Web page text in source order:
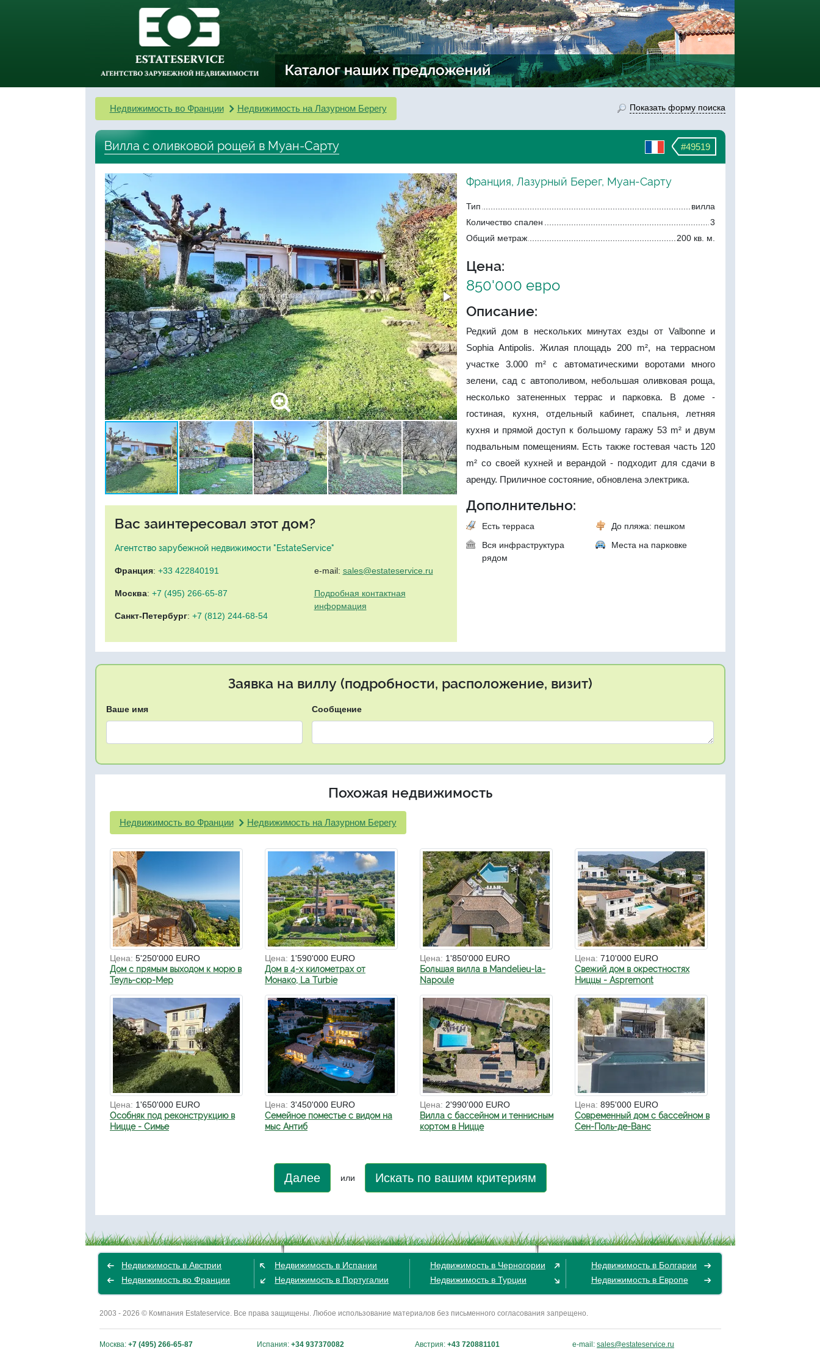
Недвижимость во Франции Недвижимость на Лазурном Берегу Показать форму поиска
#49519
Вилла с оливковой рощей в Муан-Сарту
Вас заинтересовал этот дом?
Агентство зарубежной недвижимости "EstateService"
Франция: +33 422840191
Москва: +7 (495) 266-65-87
Санкт-Петербург: +7 (812) 244-68-54
e-mail: sales@estateservice.ru
Подробная контактная
информация
Франция, Лазурный Берег, Муан-Сарту
Тип
вилла
Количество спален
3
Общий метраж
200 кв. м.
Цена:
850'000 евро
Описание:
Редкий дом в нескольких минутах езды от Valbonne и
Sophia Antipolis. Жилая площадь 200 m², на террасном
участке 3.000 m² с автоматическими воротами много
зелени, сад с автополивом, небольшая оливковая роща,
несколько затененных террас и парковка. В доме -
гостиная, кухня, отдельный кабинет, спальня, летняя
кухня и прямой доступ к большому гаражу 53 m² и двум
подвальным помещениям. Есть также гостевая часть 120
m² со своей кухней и верандой - подходит для сдачи в
аренду. Приличное состояние, обновлена электрика.
Дополнительно:
Есть терраса
До пляжа: пешком
Вся инфраструктура
рядом
Места на парковке
Заявка на виллу (подробности, расположение, визит)
Ваше имя Сообщение
Похожая недвижимость
Недвижимость во Франции Недвижимость на Лазурном Берегу
Цена: 5'250'000 EURO
Дом с прямым выходом к морю в
Теуль-сюр-Мер
Цена: 1'590'000 EURO
Дом в 4-х километрах от
Монако, La Turbie
Цена: 1'850'000 EURO
Большая вилла в Mandelieu-la-
Napoule
Цена: 710'000 EURO
Свежий дом в окрестностях
Ниццы - Aspremont
Цена: 1'650'000 EURO
Особняк под реконструкцию в
Ницце - Симье
Цена: 3'450'000 EURO
Cемейное поместье c видом на
мыс Антиб
Цена: 2'990'000 EURO
Вилла с бассейном и теннисным
кортом в Ницце
Цена: 895'000 EURO
Современный дом с бассейном в
Сен-Поль-де-Ванс
Далее или Искать по вашим критериям
Недвижимость в Австрии
Недвижимость во Франции
Недвижимость в Испании
Недвижимость в Португалии
Недвижимость в Черногории
Недвижимость в Турции
Недвижимость в Болгарии
Недвижимость в Европе
2003 - 2026 © Компания Estateservice. Все права защищены. Любое использование материалов без письменного согласования запрещено.
Москва: +7 (495) 266-65-87 Испания: +34 937370082 Австрия: +43 720881101 e-mail: sales@estateservice.ru